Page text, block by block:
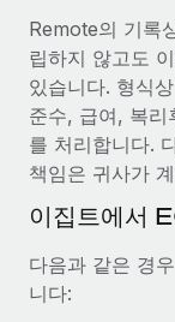
Compliance
규정 준수 관련
기기 관리
전 세계 IT 장비
법인 설립
법인 설립을 빠
글로벌 인재
직원 해외 이전
Weaviate 한눈에
구축합니다. 이
(DevOps/
자세히 알아
트너십을 맺
Reverse Tech 한
글로벌 급여
EOR 및 PEO
계약자 관리
세금
블로그 둘러보기
Remote의 기록
립하지 않고도
있습니다. 형식
준수, 급여, 복
를 처리합니다.
책임은 귀사가
이집트에서
다음과 같은 경
니다: